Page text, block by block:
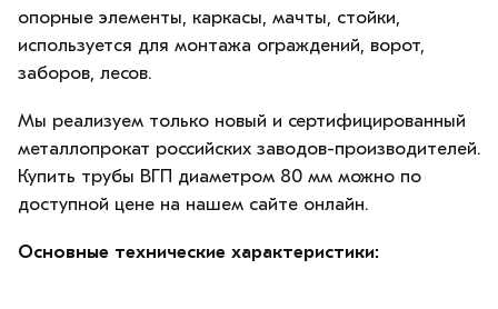
опорные элементы, каркасы, мачты, стойки,
используется для монтажа ограждений, ворот,
заборов, лесов.
Мы реализуем только новый и сертифицированный
металлопрокат российских заводов-производителей.
Купить трубы ВГП диаметром 80 мм можно по
доступной цене на нашем сайте онлайн.
Основные технические характеристики: